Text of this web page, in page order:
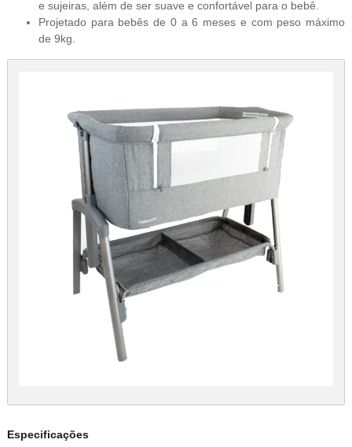
e sujeiras, além de ser suave e confortável para o bebê.
Projetado para bebês de 0 a 6 meses e com peso máximo
de 9kg.
Especificações